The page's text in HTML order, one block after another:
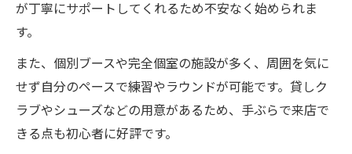
が丁寧にサポートしてくれるため不安なく始められま
す。
また、個別ブースや完全個室の施設が多く、周囲を気に
せず自分のペースで練習やラウンドが可能です。貸しク
ラブやシューズなどの用意があるため、手ぶらで来店で
きる点も初心者に好評です。